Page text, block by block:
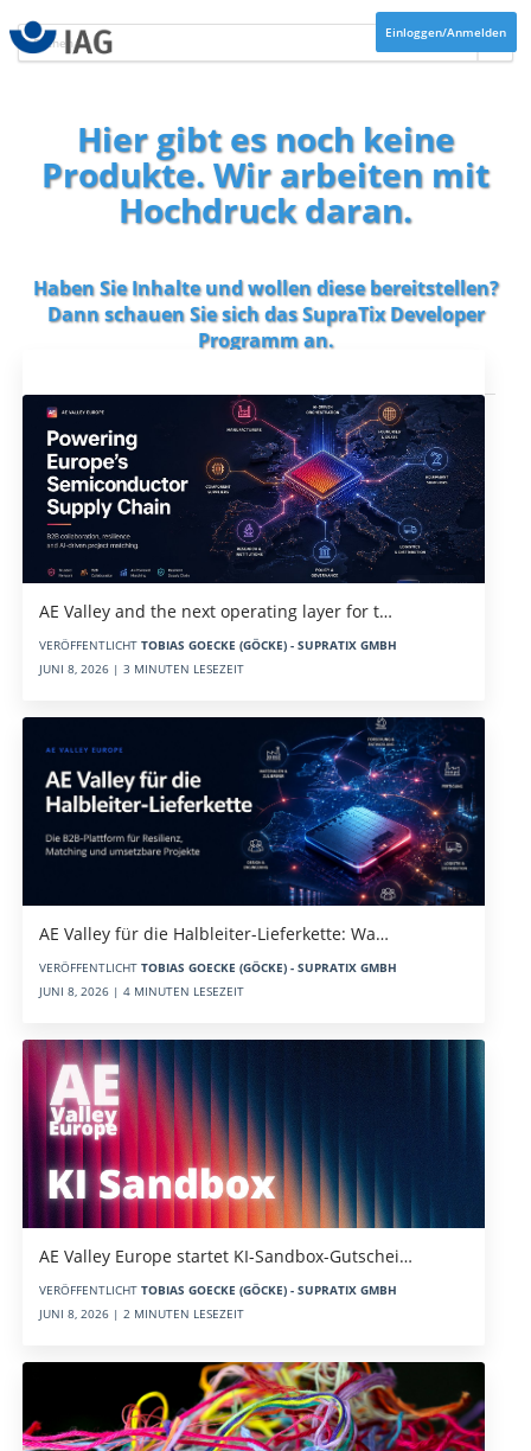
Einloggen/Anmelden
Hier gibt es noch keine
Produkte. Wir arbeiten mit
Hochdruck daran.
Haben Sie Inhalte und wollen diese bereitstellen?
Dann schauen Sie sich dasSupraTix Developer
Programman.
AE Valley and the next operating layer for t…
VERÖFFENTLICHT TOBIAS GOECKE (GÖCKE) - SUPRATIX GMBH
JUNI 8, 2026 | 3 MINUTEN LESEZEIT
AE Valley für die Halbleiter-Lieferkette: Wa…
VERÖFFENTLICHT TOBIAS GOECKE (GÖCKE) - SUPRATIX GMBH
JUNI 8, 2026 | 4 MINUTEN LESEZEIT
AE Valley Europe startet KI-Sandbox-Gutschei…
VERÖFFENTLICHT TOBIAS GOECKE (GÖCKE) - SUPRATIX GMBH
JUNI 8, 2026 | 2 MINUTEN LESEZEIT